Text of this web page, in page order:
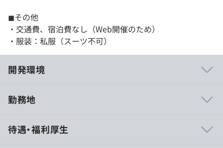
◼︎その他
・交通費、宿泊費なし（Web開催のため）
・服装：私服（スーツ不可）
開発環境
・各種企業向け業務システム開発 (C#、VB.NET、Java)
勤務地
待遇・福利厚生